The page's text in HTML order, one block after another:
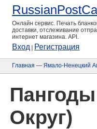
Онлайн сервис. Печать
доставки, отслеживание
интернет магазина. API.
Вход Регистрация
Главная — Ямало-Ненецкий
Округ)